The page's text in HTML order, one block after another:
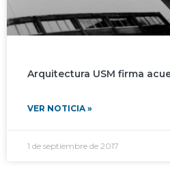
Arquitectura USM firma
VER NOTICIA »
1 de septiembre de 2017